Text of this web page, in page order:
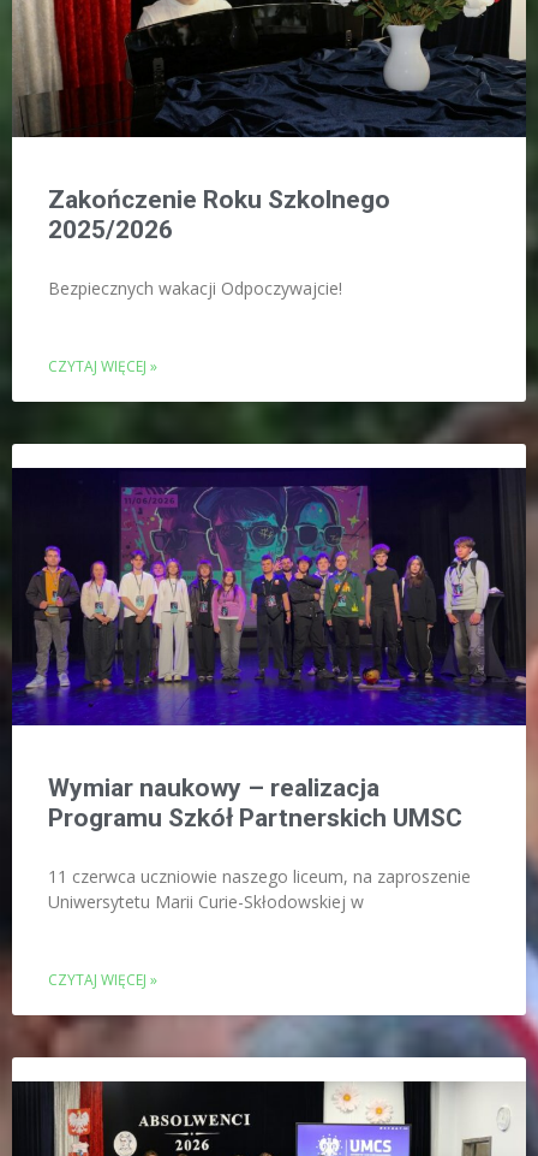
Zakończenie Roku Szkolnego
2025/2026
Bezpiecznych wakacji Odpoczywajcie!
CZYTAJ WIĘCEJ »
Wymiar naukowy – realizacja
Programu Szkół Partnerskich UMSC
11 czerwca uczniowie naszego liceum, na zaproszenie
Uniwersytetu Marii Curie-Skłodowskiej w
CZYTAJ WIĘCEJ »